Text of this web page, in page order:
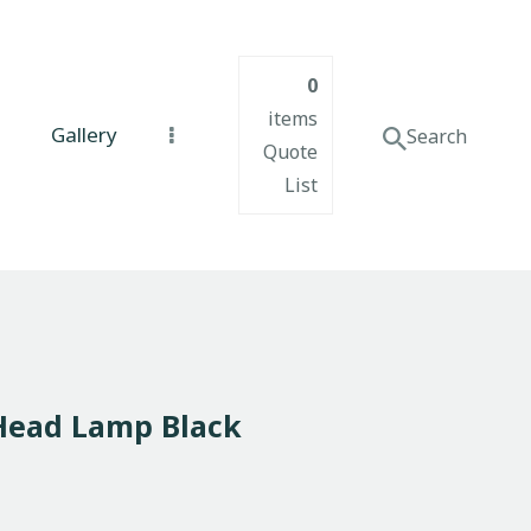
Gallery
0
items
Quote
List
Lamp Black